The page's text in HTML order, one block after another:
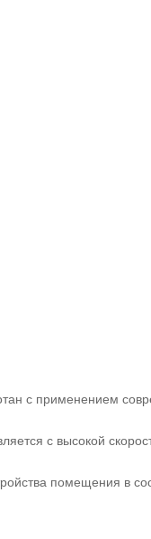
с применением
с высокой
помещения в